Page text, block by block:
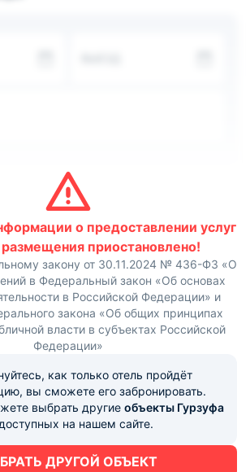
Есть факс, копировальная
связь.
находится в 66 километрах.
вокзала не
Гурзуфа располагается в 300
пляж с водными
км гости могут посетить
сад. В 7,9 км стоит дворец
карточка Крыма.
о предоставлении услуг
приостановлено!
закону от 30.11.2024 № 436-ФЗ «О
в Федеральный закон «Об основах
в Российской Федерации» и
закона «Об общих принципах
власти в субъектах Российской
Федерации»
как только отель пройдёт
вы сможете его забронировать.
выбрать другие объекты Гурзуфа
на нашем сайте.
ДРУГОЙ ОБЪЕКТ